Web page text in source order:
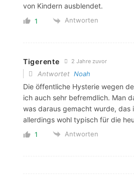
von Kindern ausblendet.
1 Antworten
Tigerente 2 Jahre zuvor
Antwortet Noah
Die öffentliche Hysterie wegen
ich auch sehr befremdlich. Man
was daraus gemacht wurde, das
allerdings wohl typisch für die
1 Antworten